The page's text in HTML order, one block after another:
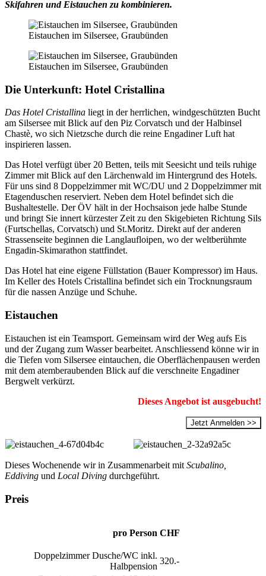
Skifahren und Eistauchen zu kombinieren.
Eistauchen im Silsersee, Graubünden
Eistauchen im Silsersee, Graubünden
Die Unterkunft: Hotel Cristallina
Das Hotel Cristallina liegt in der herrlichen, windgeschützten Bucht
am Silsersee mit Blick auf den Piz Corvatsch und der Halbinsel
Chastè, wo sich Nietzsche durch die reine Engadiner Luft hat
inspirieren lassen.
Das Hotel verfügt über 20 Betten, teils mit Seesicht und teils ruhige
Zimmer mit Blick auf den Lärchenwald im Hintergrund des Hotels.
Für uns sind 8 Doppelzimmer mit WC/DU und 2 Doppelzimmer mit
Etagenduschen reserviert. Neben dem Hotel befindet sich die
Bushaltestelle. Der ÖV hält in der Hochsaison jede halbe Stunde
und bringt Sie innert kürzester Zeit zu den Skigebieten Richtung Sils
(Furtschellas, Corvatsch) und St.Moritz. Direkt auf der anderen
Strassenseite beginnen die Langlaufloipen, wo der weltberühmte
Engadin-Skimarathon stattfindet.
Das Hotel hat eine eigene Füllstation (Bauer Kompressor) im Haus.
Im Keller des Hotels Cristallina befindet sich ein Trocknungsraum
für die nassen Anzüge und Schuhe.
Eistauchen
Eistauchen ist ein Teamsport. Gemeinsam wird der Weg aufs Eis
und der Zugang zum Wasser bearbeitet. Anschliessend könne wir in
die Tiefen vom Silsersee eintauchen, die Oberflächenpausen werden
mit dem atemberaubenden Blick auf die verschneite Engadiner
Bergwelt verkürzt.
Dieses Angebot ist ausgebucht!
Jetzt Anmelden >>
Dieses Wochenende wir in Zusammenarbeit mit Scubalino,
Eddiving und Local Diving durchgeführt.
Preis
pro Person CHF
Doppelzimmer Dusche/WC inkl.
Halbpension
320.-